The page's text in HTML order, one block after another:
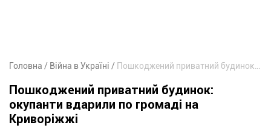
Головна Війна в Україні Пошкоджений приватний будинок: окупанти вдарили по громаді на Криворіжжі
Пошкоджений приватний будинок:
окупанти вдарили по громаді на
Криворіжжі